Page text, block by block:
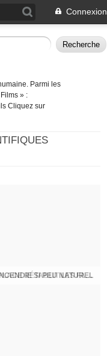
Connexion
Parmi les
» :
Cliquez sur
SI PEU NATUREL